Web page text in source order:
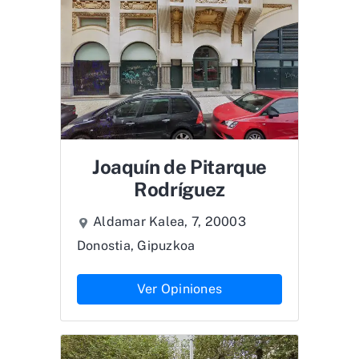
Joaquín de Pitarque
Rodríguez
Aldamar Kalea, 7, 20003
Donostia, Gipuzkoa
Ver Opiniones